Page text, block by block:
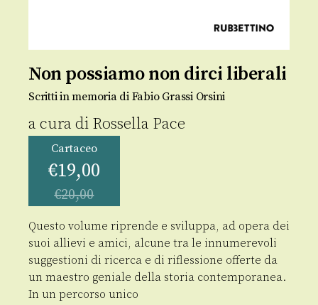
Non possiamo non dirci liberali
Scritti in memoria di Fabio Grassi Orsini
a cura di Rossella Pace
Cartaceo
€19,00
€20,00
Questo volume riprende e sviluppa, ad opera dei
suoi allievi e amici, alcune tra le innumerevoli
suggestioni di ricerca e di riflessione offerte da
un maestro geniale della storia contemporanea.
In un percorso unico